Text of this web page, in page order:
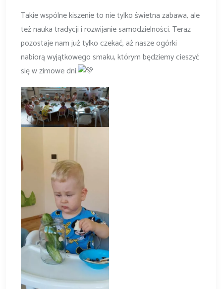
Takie wspólne kiszenie to nie tylko świetna zabawa, ale
też nauka tradycji i rozwijanie samodzielności. Teraz
pozostaje nam już tylko czekać, aż nasze ogórki
nabiorą wyjątkowego smaku, którym będziemy cieszyć
się w zimowe dni.